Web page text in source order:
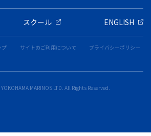
スクール ENGLISH
プ サイトのご利用について
プライバシーポリシー
MARINOS LTD. All Rights Reserved.